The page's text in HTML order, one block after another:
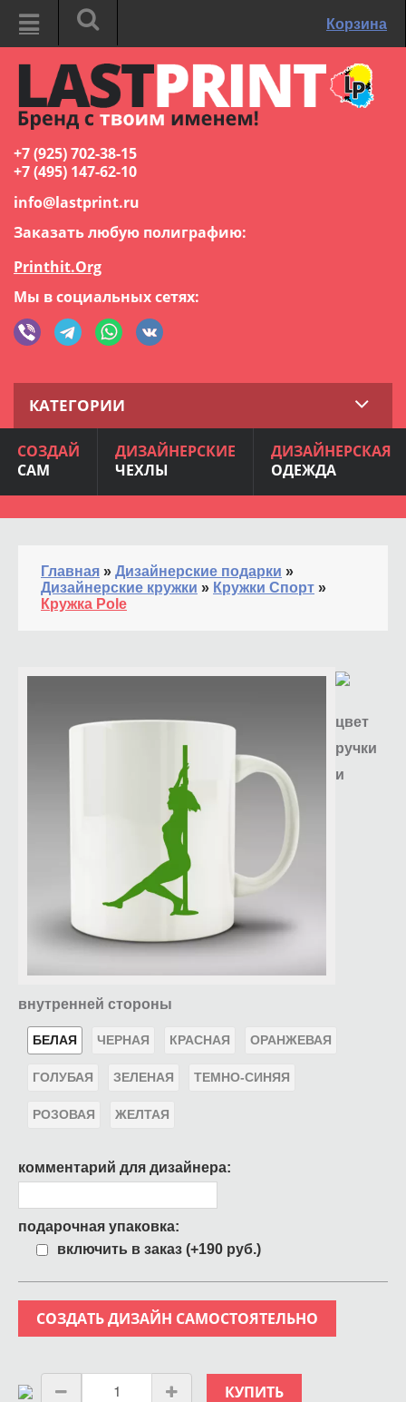
Корзина
+7 (925) 702-38-15
+7 (495) 147-62-10
info@lastprint.ru
Заказать любую полиграфию:
Printhit.Org
Мы в социальных сетях:
КАТЕГОРИИ
СОЗДАЙ
САМ
ДИЗАЙНЕРСКИЕ
ЧЕХЛЫ
ДИЗАЙНЕРСКАЯ
ОДЕЖДА
Главная » Дизайнерские подарки »
Дизайнерские кружки » Кружки Спорт »
Кружка Pole
цвет
ручки
и
внутренней стороны
БЕЛАЯ ЧЕРНАЯ КРАСНАЯ ОРАНЖЕВАЯ
ГОЛУБАЯ ЗЕЛЕНАЯ ТЕМНО-СИНЯЯ
РОЗОВАЯ ЖЕЛТАЯ
комментарий для дизайнера:
подарочная упаковка:
включить в заказ (+190 руб.)
СОЗДАТЬ ДИЗАЙН САМОСТОЯТЕЛЬНО
КУПИТЬ